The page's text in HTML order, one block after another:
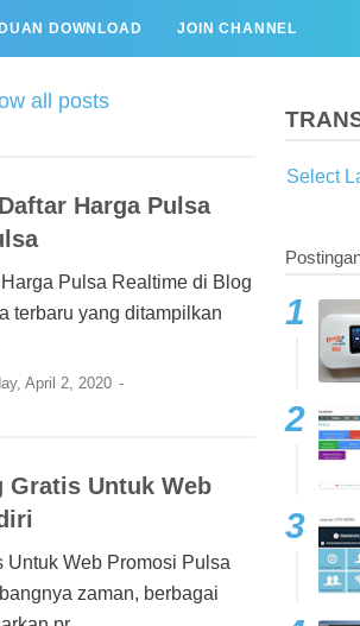
DOWNLOAD JOIN CHANNEL
all posts
Harga Pulsa
Pulsa Realtime di Blog
terbaru yang ditampilkan
April 2, 2020
Gratis Untuk Web
Untuk Web Promosi Pulsa
zaman, berbagai
Select